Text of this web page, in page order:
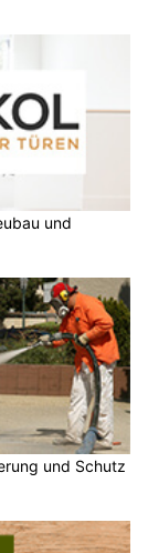
und
und Schutz